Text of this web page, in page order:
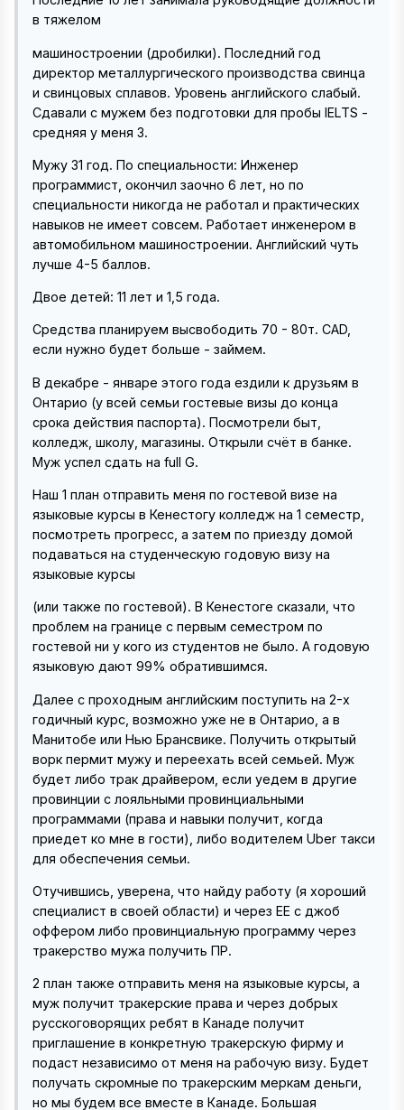
в тяжелом
машиностроении (дробилки). Последний год
директор металлургического производства свинца
и свинцовых сплавов. Уровень английского слабый.
Сдавали с мужем без подготовки для пробы IELTS -
средняя у меня 3.
Мужу 31 год. По специальности: Инженер
программист, окончил заочно 6 лет, но по
специальности никогда не работал и практических
навыков не имеет совсем. Работает инженером в
автомобильном машиностроении. Английский чуть
лучше 4-5 баллов.
Двое детей: 11 лет и 1,5 года.
Средства планируем высвободить 70 - 80т. CAD,
если нужно будет больше - займем.
В декабре - январе этого года ездили к друзьям в
Онтарио (у всей семьи гостевые визы до конца
срока действия паспорта). Посмотрели быт,
колледж, школу, магазины. Открыли счёт в банке.
Муж успел сдать на full G.
Наш 1 план отправить меня по гостевой визе на
языковые курсы в Кенестогу колледж на 1 семестр,
посмотреть прогресс, а затем по приезду домой
подаваться на студенческую годовую визу на
языковые курсы
(или также по гостевой). В Кенестоге сказали, что
проблем на границе с первым семестром по
гостевой ни у кого из студентов не было. А годовую
языковую дают 99% обратившимся.
Далее с проходным английским поступить на 2-х
годичный курс, возможно уже не в Онтарио, а в
Манитобе или Нью Брансвике. Получить открытый
ворк пермит мужу и переехать всей семьей. Муж
будет либо трак драйвером, если уедем в другие
провинции с лояльными провинциальными
программами (права и навыки получит, когда
приедет ко мне в гости), либо водителем Uber такси
для обеспечения семьи.
Отучившись, уверена, что найду работу (я хороший
специалист в своей области) и через ЕЕ с джоб
оффером либо провинциальную программу через
тракерство мужа получить ПР.
2 план также отправить меня на языковые курсы, а
муж получит тракерские права и через добрых
русскоговорящих ребят в Канаде получит
приглашение в конкретную тракерскую фирму и
подаст независимо от меня на рабочую визу. Будет
получать скромные по тракерским меркам деньги,
но мы будем все вместе в Канаде. Большая